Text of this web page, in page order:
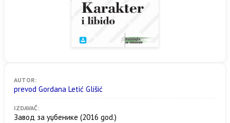
AUTOR:
prevod Gordana Letić Glišić
IZDAVAČ:
Завод за уџбенике (2016 god.)